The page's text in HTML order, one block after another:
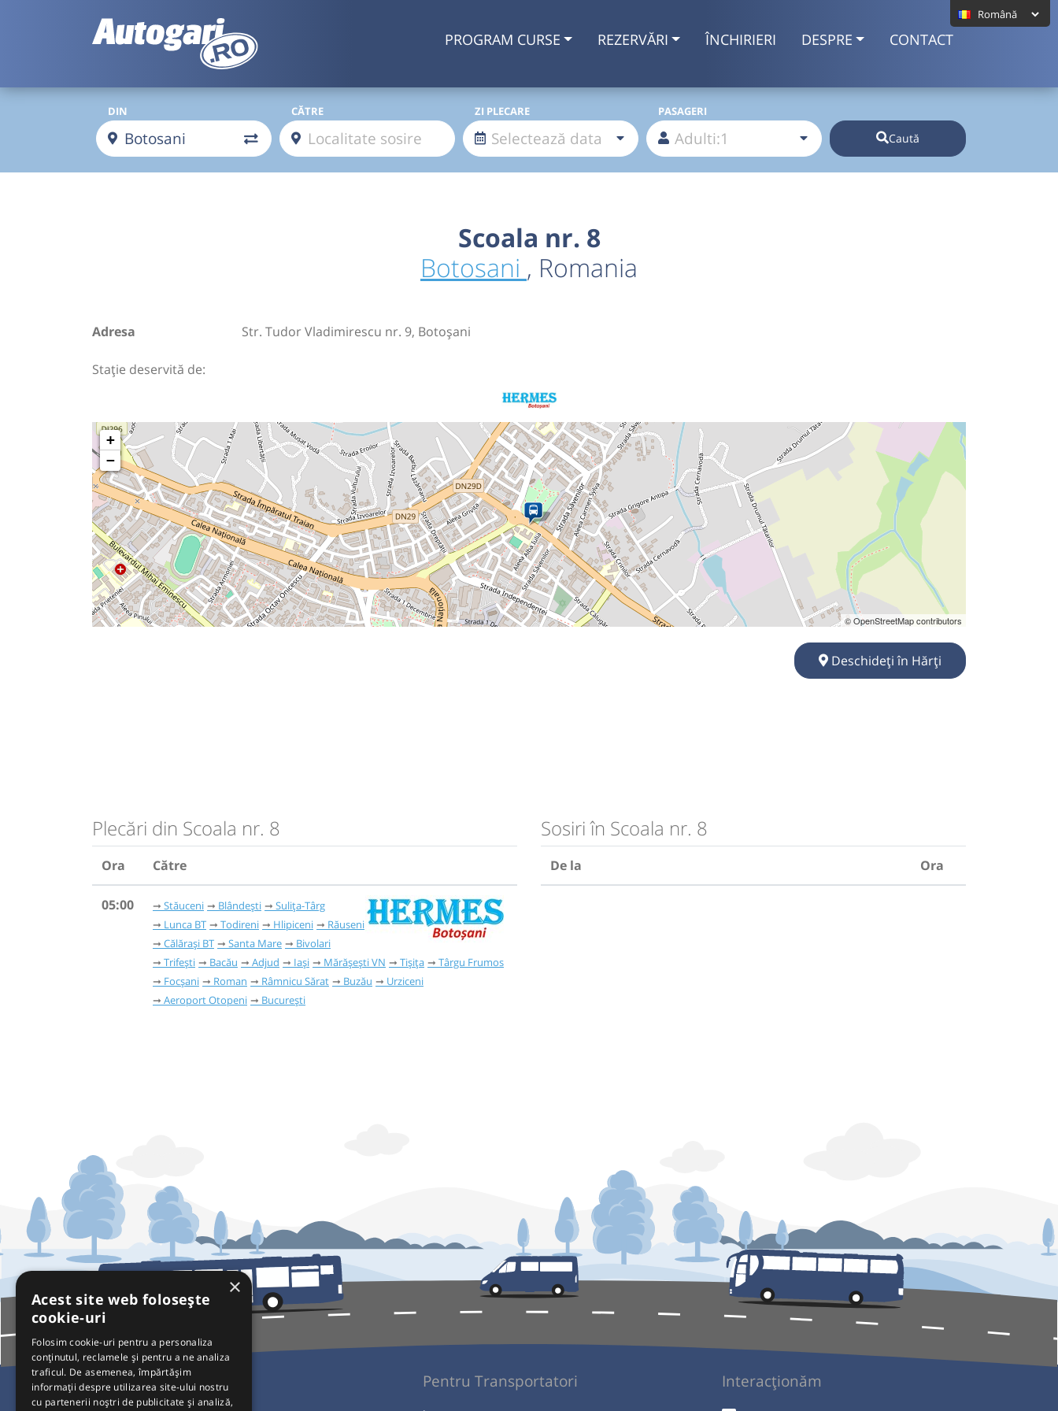
PROGRAM CURSE REZERVĂRI ÎNCHIRIERI DESPRE CONTACT
DIN CĂTRE ZI PLECARE PASAGERI
Caută
Scoala nr. 8
Botosani , Romania
Adresa Str. Tudor Vladimirescu nr. 9, Botoșani
Stație deservită de:
+
−
© OpenStreetMap contributors
Deschideți în Hărți
Plecări din Scoala nr. 8
Ora Către
05:00 Stăuceni Blândești
Sulița-Târg
Lunca BT
Todireni Hlipiceni
Răuseni
Călărași BT
Santa Mare
Bivolari
Trifești
Bacău Adjud Iași Mărășești VN Tișița
Târgu Frumos
Focșani
Roman Râmnicu Sărat Buzău
Urziceni
Aeroport Otopeni
București
Sosiri în Scoala nr. 8
De la Ora
Pentru Călători Pentru Transportatori Interacționăm
×
Acest site web folosește
cookie-uri
Folosim cookie-uri pentru a personaliza
conținutul, reclamele și pentru a ne analiza
traficul. De asemenea, împărtășim
informații despre utilizarea site-ului nostru
cu partenerii noștri de publicitate și analiză,